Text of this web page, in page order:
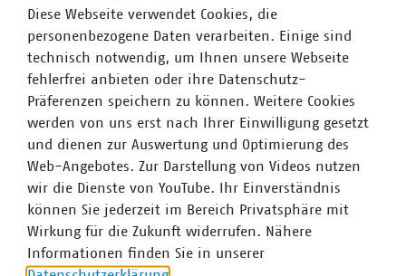
Wasserversorger nicht nur zur Einhaltung gesetzlicher
Grenzwerte, sondern auch dazu, ihre Kundinnen und
Kunden umfassend zu informieren. Der Wasserversorger
ist für die Qualität des Trinkwassers bis zum
Hausanschluss zuständig, also bis zu dem Punkt, an dem
das Wasser ins Gebäude gelangt. Ab dort ist der
Hauseigentümer für die Einhaltung der
Trinkwasserqualität verantwortlich.
Die Grenzwerte der Trinkwasserverordnung basieren
hauptsächlich auf gesundheitlichen Risiken,
berücksichtigen aber auch technologische oder
Diese Webseite verwendet Cookies, die
personenbezogene Daten verarbeiten. Einige sind
technisch notwendig, um Ihnen unsere Webseite
fehlerfrei anbieten oder ihre Datenschutz-
Präferenzen speichern zu können. Weitere Cookies
werden von uns erst nach Ihrer Einwilligung gesetzt
und dienen zur Auswertung und Optimierung des
Web-Angebotes. Zur Darstellung von Videos nutzen
wir die Dienste von YouTube. Ihr Einverständnis
können Sie jederzeit im Bereich Privatsphäre mit
Wirkung für die Zukunft widerrufen. Nähere
Informationen finden Sie in unserer